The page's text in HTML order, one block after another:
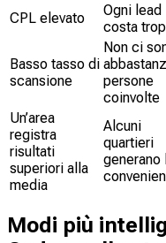
CPL elevato
Ogni lead
costa
Basso tasso di
scansione
Non ci
persone
coinvolte
Un’area
registra
risultati
superiori alla
media
Alcuni
quartieri
generano
Modi più